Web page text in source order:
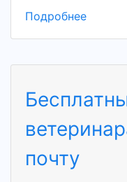
Подробнее
почту